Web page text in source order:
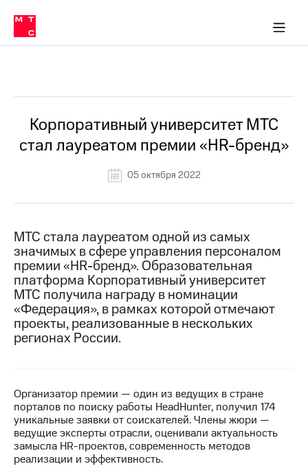
Медиа-центр
и акционерам
Устойчивое развитие
Комплаенс и деловая этика
компании
Карьера
История
компании
информация
Медиа-центр
Пресс-
релизы
МТС
о технологиях
Достижения
отчетность
Контакты
Новости
в
в МТС
Пресс-
релизы
о технологиях
Корпоративный университет МТС
стал лауреатом премии «HR-бренд»
05 октября 2022
МТС стала лауреатом одной из самых
значимых в сфере управления персоналом
премии «HR-бренд». Образовательная
платформа Корпоративный университет
МТС получила награду в номинации
«Федерация», в рамках которой отмечают
проекты, реализованные в нескольких
регионах России.
Организатор премии — один из ведущих в стране
порталов по поиску работы HeadHunter, получил 174
уникальные заявки от соискателей. Члены жюри —
ведущие эксперты отрасли, оценивали актуальность
замысла HR-проектов, современность методов
реализации и эффективность.